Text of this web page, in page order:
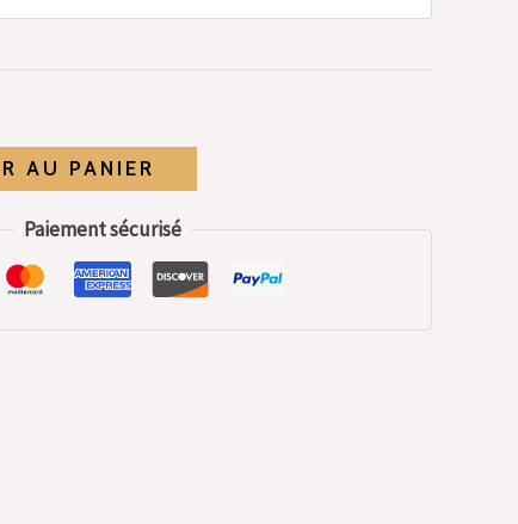
AU PANIER
Paiement sécurisé